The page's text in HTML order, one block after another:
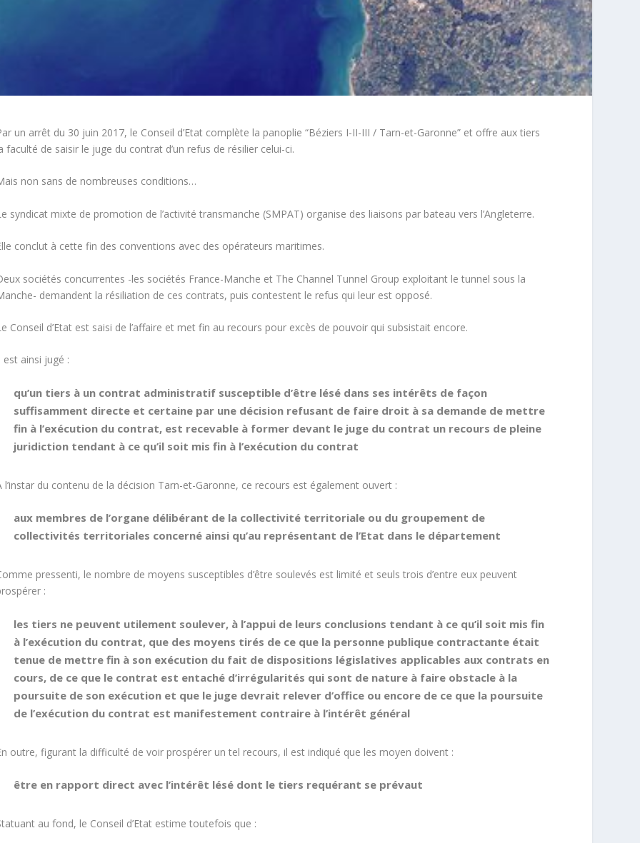
un arrêt du 30 juin 2017, le Conseil d’Etat complète la panoplie “Béziers I-II-III / Tarn-et-Garonne” et offre aux tiers
faculté de saisir le juge du contrat d’un refus de résilier celui-ci.
non sans de nombreuses conditions…
syndicat mixte de promotion de l’activité transmanche (SMPAT) organise des liaisons par bateau vers l’Angleterre.
conclut à cette fin des conventions avec des opérateurs maritimes.
sociétés concurrentes -les sociétés France-Manche et The Channel Tunnel Group exploitant le tunnel sous la
demandent la résiliation de ces contrats, puis contestent le refus qui leur est opposé.
Conseil d’Etat est saisi de l’affaire et met fin au recours pour excès de pouvoir qui subsistait encore.
est ainsi jugé :
qu’un tiers à un contrat administratif susceptible d’être lésé dans ses intérêts de façon
suffisamment directe et certaine par une décision refusant de faire droit à sa demande de mettre
fin à l’exécution du contrat, est recevable à former devant le juge du contrat un recours de pleine
juridiction tendant à ce qu’il soit mis fin à l’exécution du contrat
l’instar du contenu de la décision Tarn-et-Garonne, ce recours est également ouvert :
aux membres de l’organe délibérant de la collectivité territoriale ou du groupement de
collectivités territoriales concerné ainsi qu’au représentant de l’Etat dans le département
pressenti, le nombre de moyens susceptibles d’être soulevés est limité et seuls trois d’entre eux peuvent
:
les tiers ne peuvent utilement soulever, à l’appui de leurs conclusions tendant à ce qu’il soit mis fin
à l’exécution du contrat, que des moyens tirés de ce que la personne publique contractante était
tenue de mettre fin à son exécution du fait de dispositions législatives applicables aux contrats en
cours, de ce que le contrat est entaché d’irrégularités qui sont de nature à faire obstacle à la
poursuite de son exécutionet que le juge devrait relever d’office ou encore de ce que la poursuite
de l’exécution du contrat est manifestement contraire à l’intérêt général
outre, figurant la difficulté de voir prospérer un tel recours, il est indiqué que les moyen doivent :
être en rapport direct avec l’intérêt lésé dont le tiers requérant se prévaut
au fond, le Conseil d’Etat estime toutefois que :